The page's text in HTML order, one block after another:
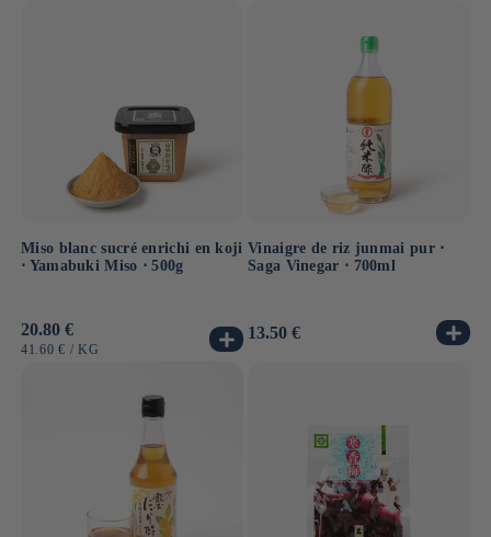
Miso blanc sucré enrichi en koji
⋅ Yamabuki Miso ⋅ 500g
Prix
habituel
20.80 €
PRIX
41.60 € / PAR
KG
Vinaigre de riz junmai pur ⋅
Saga Vinegar ⋅ 700ml
Prix
13.50 €